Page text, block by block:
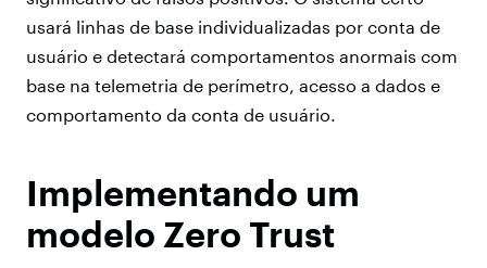
usará linhas de base individualizadas por conta de
usuário e detectará comportamentos anormais com
base na telemetria de perímetro, acesso a dados e
comportamento da conta de usuário.
Implementando um
modelo Zero Trust